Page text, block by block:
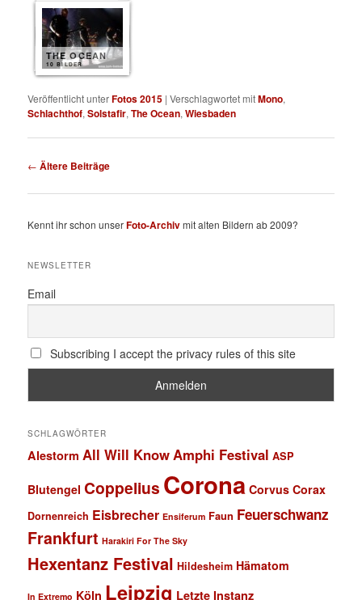
THE OCEAN
10 BILDER
Veröffentlicht unterFotos 2015 |Verschlagwortet mitMono,
Schlachthof,Solstafir,The Ocean,Wiesbaden
Beitragsnavigation
← Ältere Beiträge
Kennt ihr schon unserFoto-Archivmit alten Bildern ab 2009?
NEWSLETTER
Email
Subscribing I accept the privacy rules of this site
SCHLAGWÖRTER
Alestorm All Will KnowAmphi Festival ASP
Blutengel Coppelius Corona Corvus Corax
Dornenreich Eisbrecher Ensiferum Faun Feuerschwanz
Frankfurt Harakiri For The Sky
Hexentanz Festival Hildesheim Hämatom
In Extremo Köln Leipzig Letzte Instanz